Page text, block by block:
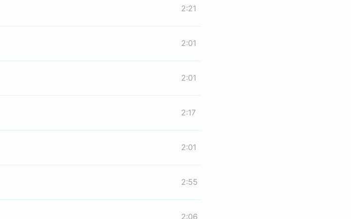
2:21
2:01
2:01
2:17
2:01
2:55
2:06